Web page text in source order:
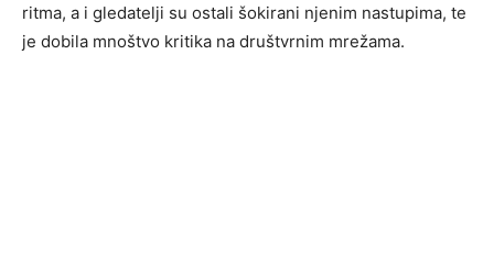
ritma, a i gledatelji su ostali šokirani njenim nastupima, te
je dobila mnoštvo kritika na društvrnim mrežama.